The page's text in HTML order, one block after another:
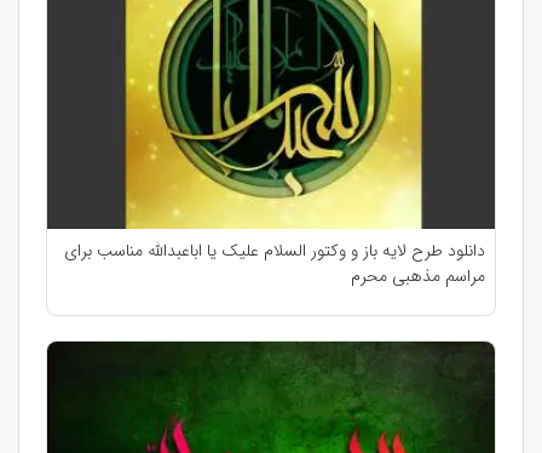
دانلود طرح لایه باز و وکتور السلام علیک یا اباعبدالله مناسب برای
مراسم مذهبی محرم